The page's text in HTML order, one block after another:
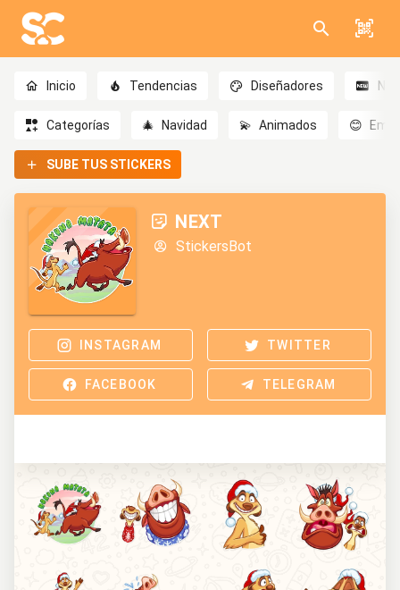
Inicio Tendencias Diseñadores
Categorías 🎄 Navidad 💫 Animados 😊
SUBE TUS STICKERS
NEXT
StickersBot
INSTAGRAM TWITTER
FACEBOOK TELEGRAM